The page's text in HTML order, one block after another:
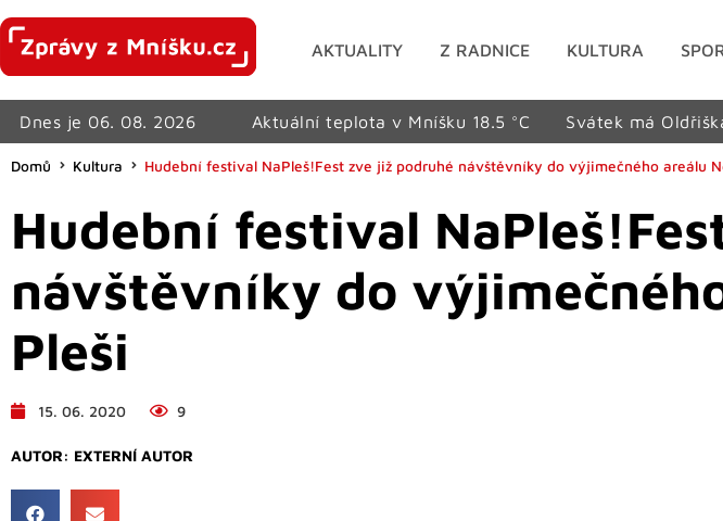
AKTUALITY Z RADNICE KULTURA
Dnes je 06. 08. 2026 Aktuální teplota v Mníšku 18.5 °C Svátek má
Domů Kultura Hudební festival NaPleš!Fest zve již podruhé návštěvníky do výjimečného areálu
Hudební festival
návštěvníky do
Pleši
15. 06. 2020 9
AUTOR: EXTERNÍ AUTOR